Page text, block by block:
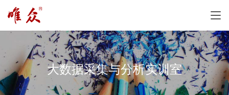
大数据采集与分析实训室